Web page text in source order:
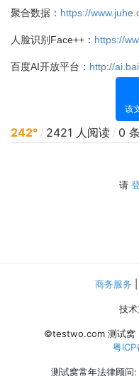
聚合数据： https://
人脸识别Face++： https://
百度AI开放平台： http://
该
242° / 2421 人阅读 / 0
请
商务服务
技
©testwo.com 测试窝
粤
测试窝常年法律顾问